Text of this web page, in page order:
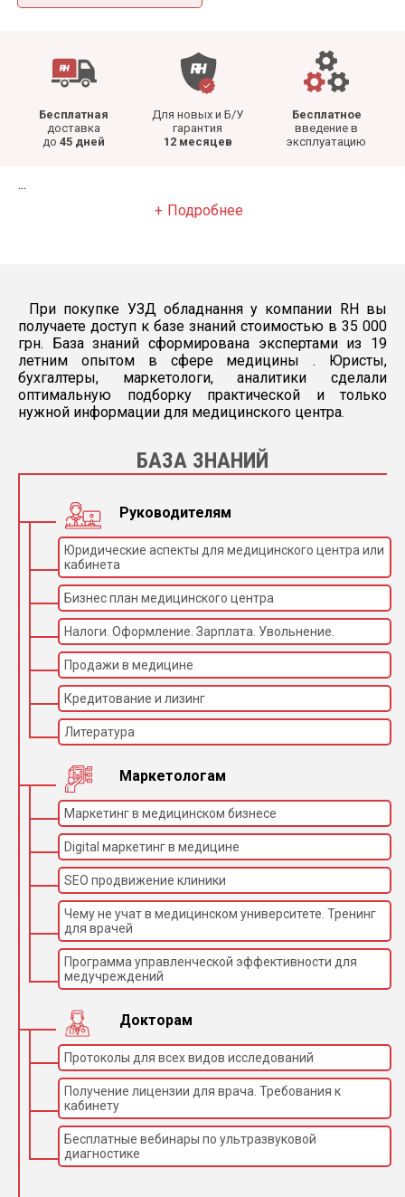
Бесплатная
доставка
до 45 дней
Для новых и Б/У
гарантия
12 месяцев
Бесплатное
введение в
эксплуатацию
...
Подробнее
При покупке УЗД обладнання у компании RH вы
получаете доступ к базе знаний стоимостью в 35 000
грн. База знаний сформирована экспертами из 19
летним опытом в сфере медицины . Юристы,
бухгалтеры, маркетологи, аналитики сделали
оптимальную подборку практической и только
нужной информации для медицинского центра.
БАЗА ЗНАНИЙ
Руководителям
Юридические аспекты для медицинского центра или
кабинета
Бизнес план медицинского центра
Налоги. Оформление. Зарплата. Увольнение.
Продажи в медицине
Кредитование и лизинг
Литература
Маркетологам
Маркетинг в медицинском бизнесе
Digital маркетинг в медицине
SEO продвижение клиники
Чему не учат в медицинском университете. Тренинг
для врачей
Программа управленческой эффективности для
медучреждений
Докторам
Протоколы для всех видов исследований
Получение лицензии для врача. Требования к
кабинету
Бесплатные вебинары по ультразвуковой
диагностике